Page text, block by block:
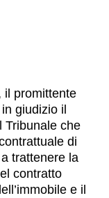
il promittente
giudizio il
Tribunale che
di
trattenere la
contratto
e il